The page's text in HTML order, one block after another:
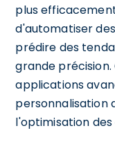
plus
d'automatiser
prédire des
grande précision.
applications
personnalisation
l'optimisation